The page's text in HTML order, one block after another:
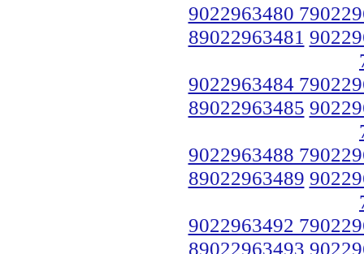
9022963480
89022963481
9022963484
89022963485
9022963488
89022963489
9022963492
89022963493